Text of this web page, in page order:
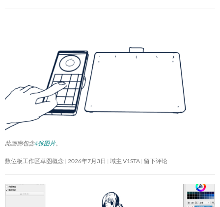
此画廊包含4张图片。
数位板工作区草图概念 2026年7月3日 域主 V1STA 留下评论